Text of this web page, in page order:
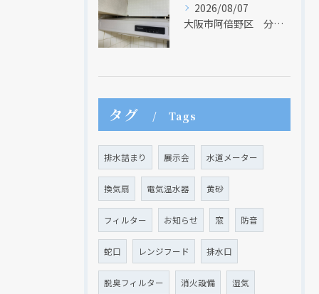
2026/08/07
大阪市阿倍野区 分譲マンションのレンジフード取替リフォーム工事 タカラスタンダード
タグ Tags
排水詰まり 展示会 水道メーター
換気扇 電気温水器 黄砂
フィルター お知らせ 窓 防音
蛇口 レンジフード 排水口
脱臭フィルター 消火設備 湿気
クリックでチラシのページにジャンプします
クリックでチラシのページにジャンプします